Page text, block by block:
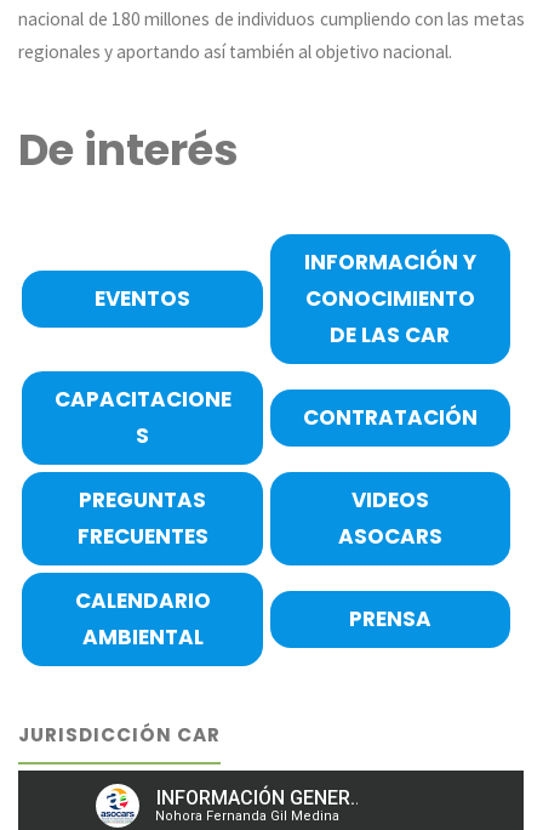
nacional de 180 millones de individuos cumpliendo con las metas
regionales y aportando así también al objetivo nacional.
De interés
EVENTOS
INFORMACIÓN Y
CONOCIMIENTO
DE LAS CAR
CAPACITACIONE
S
CONTRATACIÓN
PREGUNTAS
FRECUENTES
VIDEOS
ASOCARS
CALENDARIO
AMBIENTAL
PRENSA
JURISDICCIÓN CAR